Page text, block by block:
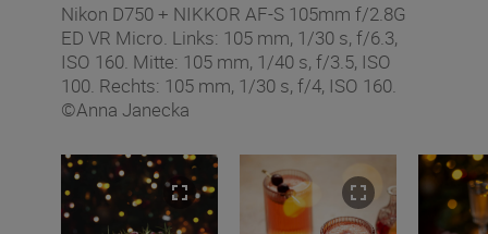
Nikon D750 + NIKKOR AF-S 105mm f/2.8G
ED VR Micro. Links: 105 mm, 1/30 s, f/6.3,
ISO 160. Mitte: 105 mm, 1/40 s, f/3.5, ISO
100. Rechts: 105 mm, 1/30 s, f/4, ISO 160.
©Anna Janecka